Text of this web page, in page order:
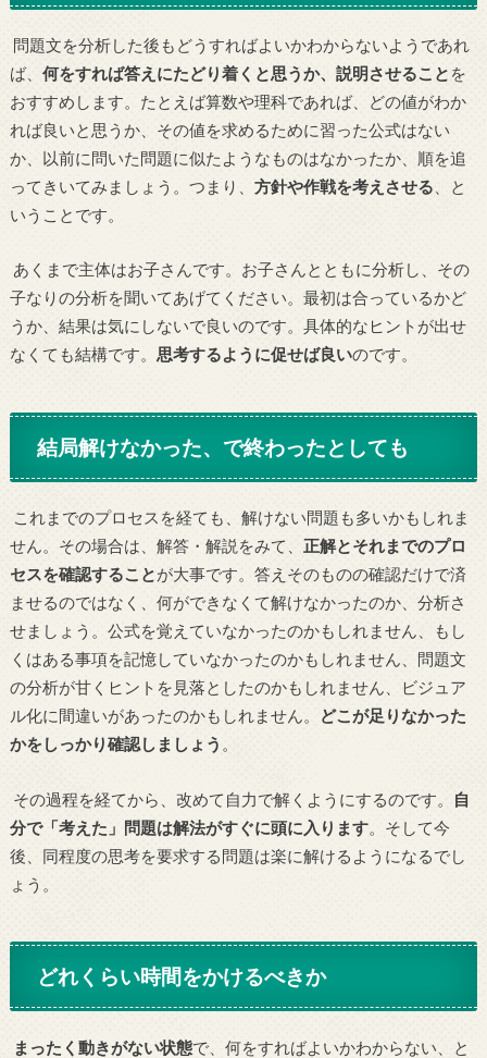
問題文を分析した後もどうすればよいかわからないようであれ
ば、 何をすれば答えにたどり着くと思うか、説明させること を
おすすめします。たとえば算数や理科であれば、どの値がわか
れば良いと思うか、その値を求めるために習った公式はない
か、以前に問いた問題に似たようなものはなかったか、順を追
ってきいてみましょう。つまり、 方針や作戦を考えさせる 、と
いうことです。
あくまで主体はお子さんです。お子さんとともに分析し、その
子なりの分析を聞いてあげてください。最初は合っているかど
うか、結果は気にしないで良いのです。具体的なヒントが出せ
なくても結構です。 思考するように促せば良いのです。
結局解けなかった、で終わったとしても
これまでのプロセスを経ても、解けない問題も多いかもしれま
せん。その場合は、解答・解説をみて、 正解とそれまでのプロ
セスを確認することが大事です。答えそのものの確認だけで済
ませるのではなく、何ができなくて解けなかったのか、分析さ
せましょう。公式を覚えていなかったのかもしれません、もし
くはある事項を記憶していなかったのかもしれません、問題文
の分析が甘くヒントを見落としたのかもしれません、ビジュア
ル化に間違いがあったのかもしれません。
どこが足りなかった
かをしっかり確認しましょう 。
その過程を経てから、改めて自力で解くようにするのです。
自
分で「考えた」問題は解法がすぐに頭に入ります。そして今
後、同程度の思考を要求する問題は楽に解けるようになるでし
ょう。
どれくらい時間をかけるべきか
まったく動きがない状態で、何をすればよいかわからない、と